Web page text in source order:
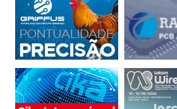
Todo o conteúdo da Indústria
disponível, on demand, na própria
Xperience. O acesso é gratuito,
que quiser.
O próximo encontro desta grande
na Expomafe 2023. Acesse o site da